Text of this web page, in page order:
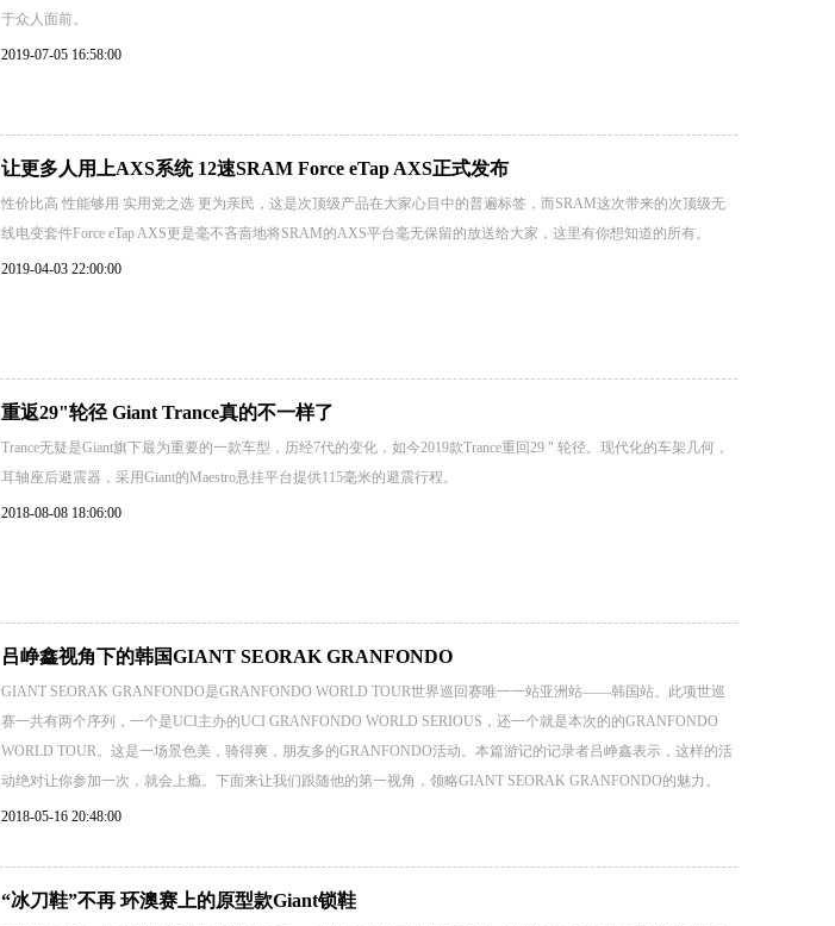
于众人面前。
2019-07-05 16:58:00
让更多人用上AXS系统 12速SRAM Force eTap AXS正式发布
性价比高 性能够用 实用党之选 更为亲民，这是次顶级产品在大家心目中的普遍标签，而SRAM这次带来的次顶级无
线电变套件Force eTap AXS更是毫不吝啬地将SRAM的AXS平台毫无保留的放送给大家，这里有你想知道的所有。
2019-04-03 22:00:00
重返29"轮径 Giant Trance真的不一样了
Trance无疑是Giant旗下最为重要的一款车型，历经7代的变化，如今2019款Trance重回29 " 轮径。现代化的车架几何，
耳轴座后避震器，采用Giant的Maestro悬挂平台提供115毫米的避震行程。
2018-08-08 18:06:00
吕峥鑫视角下的韩国GIANT SEORAK GRANFONDO
GIANT SEORAK GRANFONDO是GRANFONDO WORLD TOUR世界巡回赛唯一一站亚洲站——韩国站。此项世巡
赛一共有两个序列，一个是UCI主办的UCI GRANFONDO WORLD SERIOUS，还一个就是本次的的GRANFONDO
WORLD TOUR。这是一场景色美，骑得爽，朋友多的GRANFONDO活动。本篇游记的记录者吕峥鑫表示，这样的活
动绝对让你参加一次，就会上瘾。下面来让我们跟随他的第一视角，领略GIANT SEORAK GRANFONDO的魅力。
2018-05-16 20:48:00
“冰刀鞋”不再 环澳赛上的原型款Giant锁鞋